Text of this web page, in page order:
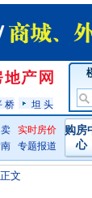
桥 坦 头
实时房价
专题报道
购房
心
文